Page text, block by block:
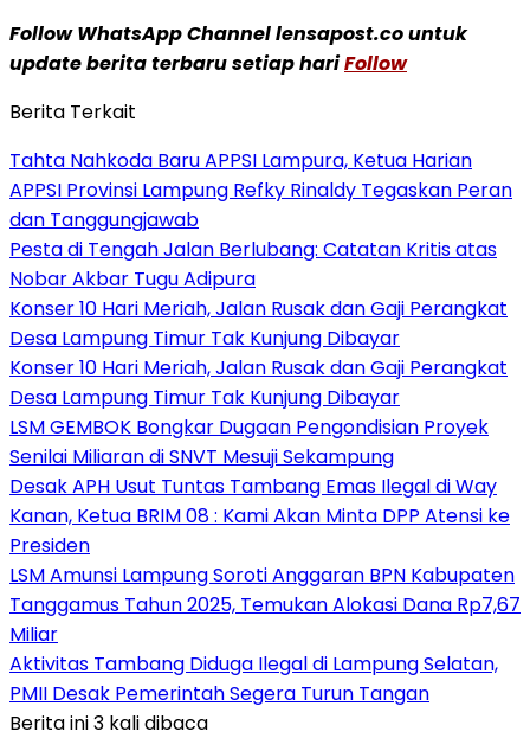
Follow WhatsApp Channel lensapost.co untuk
update berita terbaru setiap hariFollow
Berita Terkait
Tahta Nahkoda Baru APPSI Lampura, Ketua Harian
APPSI Provinsi Lampung Refky Rinaldy Tegaskan Peran
dan Tanggungjawab
Pesta di Tengah Jalan Berlubang: Catatan Kritis atas
Nobar Akbar Tugu Adipura
Konser 10 Hari Meriah, Jalan Rusak dan Gaji Perangkat
Desa Lampung Timur Tak Kunjung Dibayar
Konser 10 Hari Meriah, Jalan Rusak dan Gaji Perangkat
Desa Lampung Timur Tak Kunjung Dibayar
LSM GEMBOK Bongkar Dugaan Pengondisian Proyek
Senilai Miliaran di SNVT Mesuji Sekampung
Desak APH Usut Tuntas Tambang Emas Ilegal di Way
Kanan, Ketua BRIM 08 : Kami Akan Minta DPP Atensi ke
Presiden
LSM Amunsi Lampung Soroti Anggaran BPN Kabupaten
Tanggamus Tahun 2025, Temukan Alokasi Dana Rp7,67
Miliar
Aktivitas Tambang Diduga Ilegal di Lampung Selatan,
PMII Desak Pemerintah Segera Turun Tangan
Berita ini 3 kali dibaca